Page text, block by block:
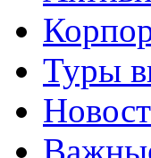
Туры